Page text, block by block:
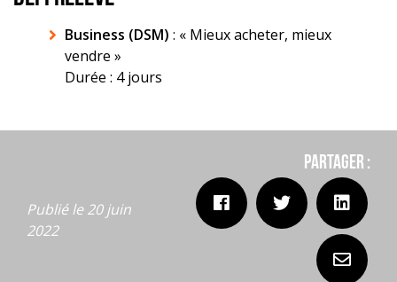
Business (DSM) : « Mieux acheter, mieux
vendre »
Durée : 4 jours
Publié le 20 juin
2022
Partager :